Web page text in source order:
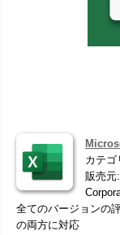
カテゴ
販売元
全てのバージョンの
の両方に対応